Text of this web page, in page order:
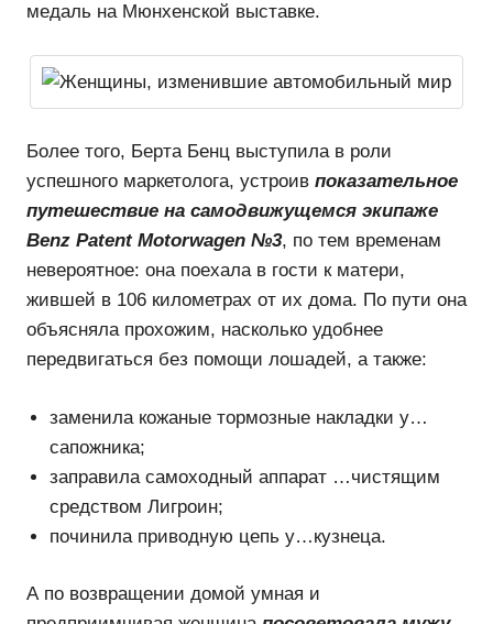
медаль на Мюнхенской выставке.
Более того, Берта Бенц выступила в роли
успешного маркетолога, устроив показательное
путешествие на самодвижущемся экипаже
Benz Patent Motorwagen №3, по тем временам
невероятное: она поехала в гости к матери,
жившей в 106 километрах от их дома. По пути она
объясняла прохожим, насколько удобнее
передвигаться без помощи лошадей, а также:
заменила кожаные тормозные накладки у…
сапожника;
заправила самоходный аппарат …чистящим
средством Лигроин;
починила приводную цепь у…кузнеца.
А по возвращении домой умная и